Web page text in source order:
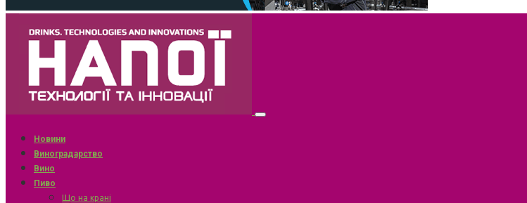
Новини
Виноградарство
Вино
Пиво
Що на крані